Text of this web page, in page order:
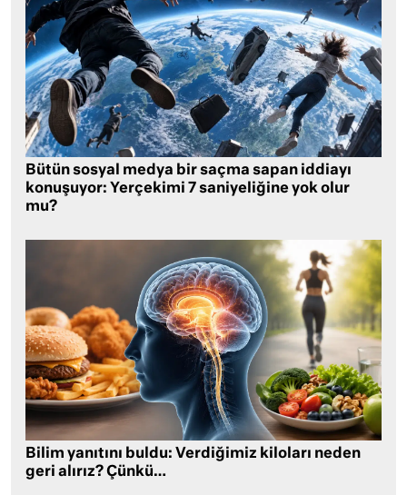
Bütün sosyal medya bir saçma sapan iddiayı
konuşuyor: Yerçekimi 7 saniyeliğine yok olur
mu?
Bilim yanıtını buldu: Verdiğimiz kiloları neden
geri alırız? Çünkü…